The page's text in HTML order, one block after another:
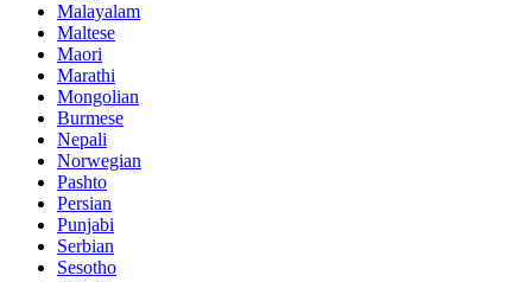
Malayalam
Maltese
Maori
Marathi
Mongolian
Burmese
Nepali
Norwegian
Pashto
Persian
Punjabi
Serbian
Sesotho